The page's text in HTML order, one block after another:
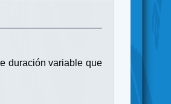
duración variable que